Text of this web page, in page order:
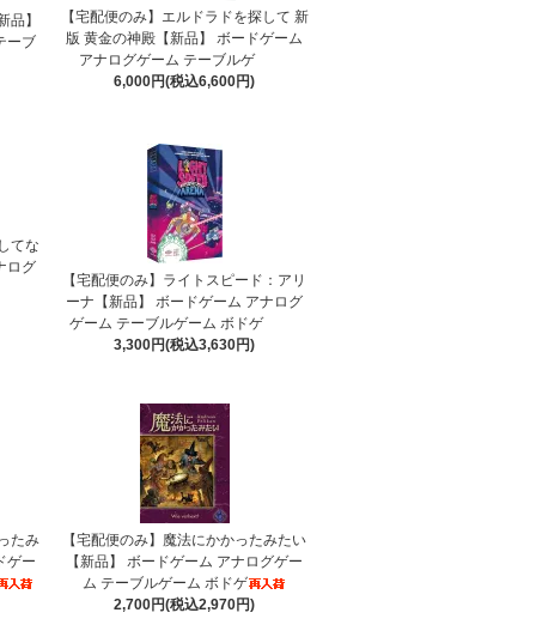
品】
ーブ
【宅配便のみ】エルドラドを探して 新
版 黄金の神殿【新品】 ボードゲーム
アナログゲーム テーブルゲ
6,000円(税込6,600円)
てな
ログ
【宅配便のみ】ライトスピード：アリ
ーナ【新品】 ボードゲーム アナログ
ゲーム テーブルゲーム ボドゲ
3,300円(税込3,630円)
たみ
ゲー
【宅配便のみ】魔法にかかったみたい
【新品】 ボードゲーム アナログゲー
ム テーブルゲーム ボドゲ
2,700円(税込2,970円)